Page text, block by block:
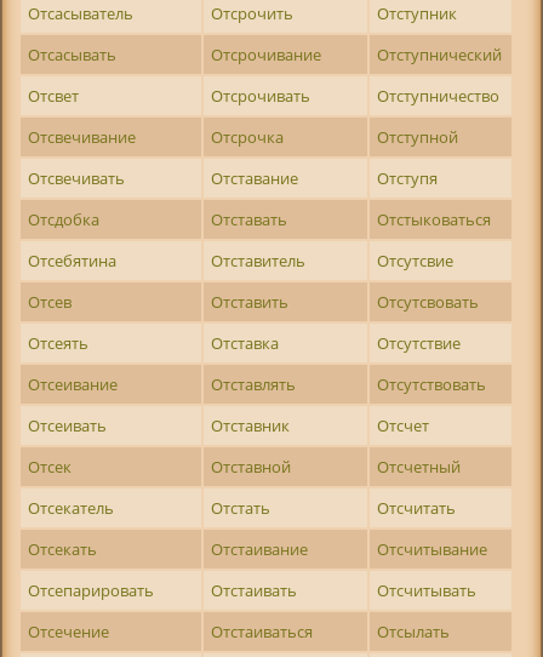
Отсасыватель
Отсрочить
Отступник
Отсасывать
Отсрочивание
Отступнический
Отсвет
Отсрочивать
Отступничество
Отсвечивание
Отсрочка
Отступной
Отсвечивать
Отставание
Отступя
Отсдобка
Отставать
Отстыковаться
Отсебятина
Отставитель
Отсутсвие
Отсев
Отставить
Отсутсвовать
Отсеять
Отставка
Отсутствие
Отсеивание
Отставлять
Отсутствовать
Отсеивать
Отставник
Отсчет
Отсек
Отставной
Отсчетный
Отсекатель
Отстать
Отсчитать
Отсекать
Отстаивание
Отсчитывание
Отсепарировать
Отстаивать
Отсчитывать
Отсечение
Отстаиваться
Отсылать